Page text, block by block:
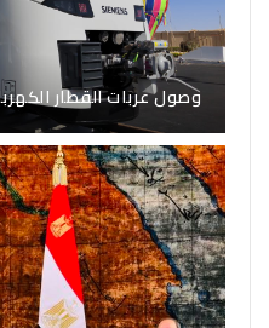
وصول عربات القطار